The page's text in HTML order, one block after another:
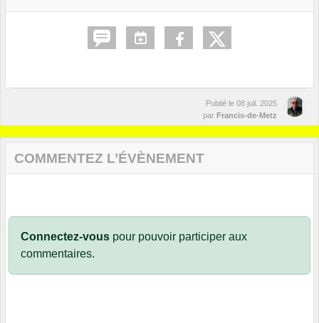
Publié le 08 juil. 2025
par Francis-de-Metz
COMMENTEZ L’ÉVÈNEMENT
Connectez-vous pour pouvoir participer aux
commentaires.